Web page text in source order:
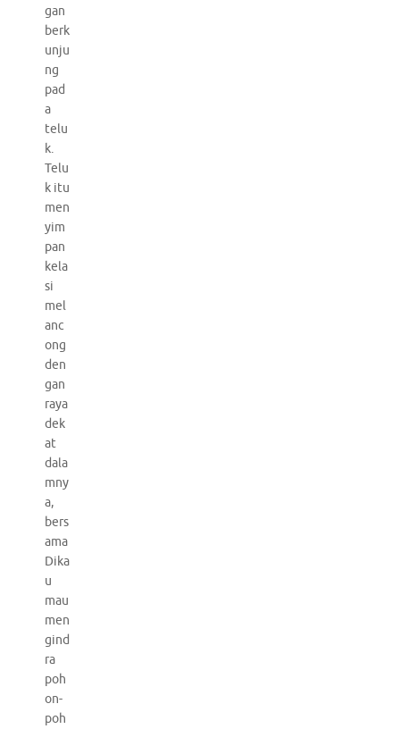
gan
berk
unju
ng
pad
a
telu
k.
Telu
k itu
men
yim
pan
kela
si
mel
anc
ong
den
gan
raya
dek
at
dala
mny
a,
bers
ama
Dika
u
mau
men
gind
ra
poh
on-
poh